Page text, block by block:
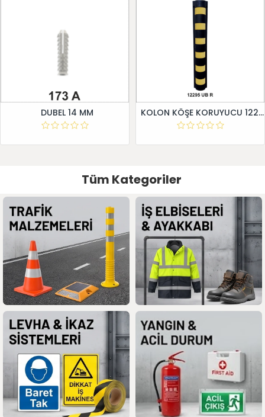
DUBEL 14 MM KOLON KÖŞE KORUYUCU 12295 UB R
Tüm Kategoriler